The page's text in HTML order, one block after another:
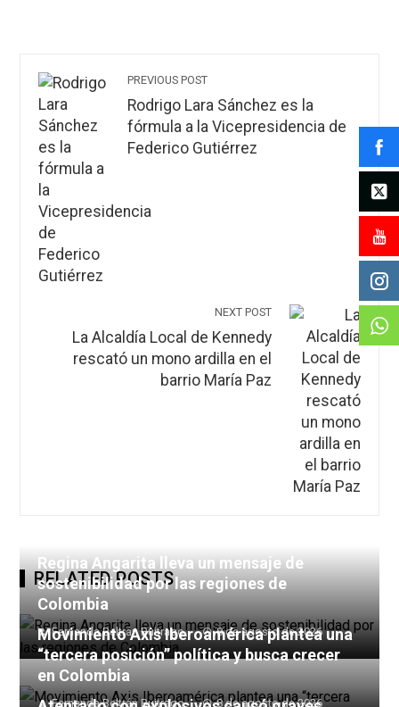
PREVIOUS POST
Rodrigo Lara Sánchez es la
fórmula a la Vicepresidencia de
Federico Gutiérrez
NEXT POST
La Alcaldía Local de Kennedy
rescató un mono ardilla en el
barrio María Paz
RELATED POSTS
Regina Angarita lleva un mensaje de
sostenibilidad por las regiones de
Colombia
Fernanda Beltrán Buitrago 8 de agosto de 2026
Movimiento Axis Iberoamérica plantea una
“tercera posición” política y busca crecer
en Colombia
Fernanda Beltrán Buitrago 8 de agosto de 2026